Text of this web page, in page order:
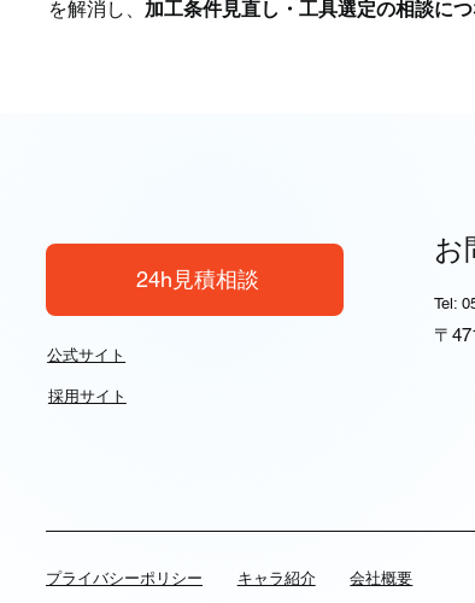
を解消し、 加工条件見直し・工具選定の相談に
24h見積相談
公式サイト
採用サイト
お
Tel:
〒
​プライバシーポリシー キャラ紹介 会社概要